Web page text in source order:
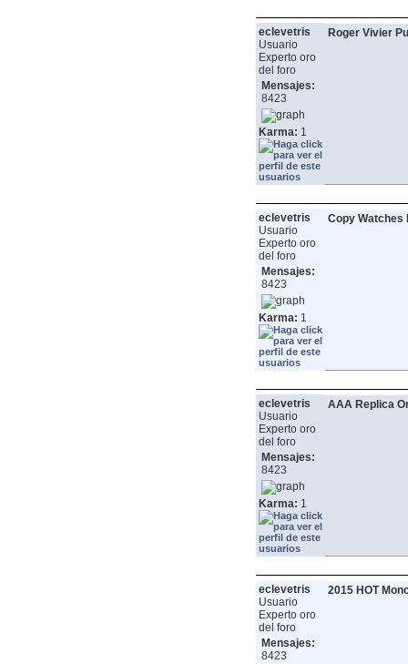
eclevetris
Usuario
Experto oro
del foro
Mensajes:
8423
Karma: 1
Roger Vivier
eclevetris
Usuario
Experto oro
del foro
Mensajes:
8423
Karma: 1
Copy Watches
eclevetris
Usuario
Experto oro
del foro
Mensajes:
8423
Karma: 1
AAA Replica
eclevetris
Usuario
Experto oro
del foro
Mensajes:
8423
2015 HOT